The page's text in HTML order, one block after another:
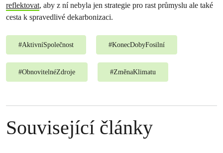
reflektovat, aby z ní nebyla jen strategie pro rast průmyslu ale také
cesta k spravedlivé dekarbonizaci.
#AktivníSpolečnost #KonecDobyFosilní
#ObnovitelnéZdroje #ZměnaKlimatu
Související články